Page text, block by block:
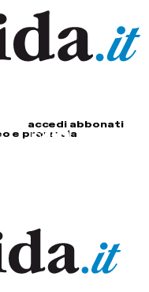
accedi abbonati
e provincia